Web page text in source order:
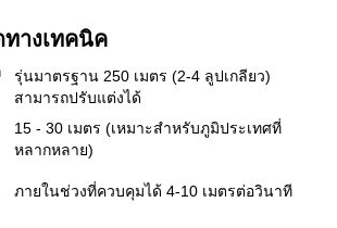
างเทคนิค
รุ่นมาตรฐาน 250 เมตร (2-4 ลูปเกลียว)
สามารถปรับแต่งได้
15 - 30 เมตร (เหมาะสำหรับภูมิประเทศที่
หลากหลาย)
ภายในช่วงที่ควบคุมได้ 4-10 เมตรต่อวินาที